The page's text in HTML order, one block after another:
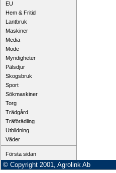
EU
Hem & Fritid
Lantbruk
Maskiner
Media
Mode
Myndigheter
Pälsdjur
Skogsbruk
Sport
Sökmaskiner
Torg
Trädgård
Träförädling
Utbildning
Väder
Första sidan
© Copyright 2001, Agrolink Ab